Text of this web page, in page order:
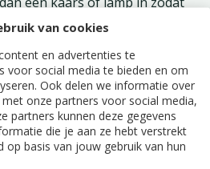
van cookies
en advertenties te
voor social media te bieden en om
Ook delen we informatie over
onze partners voor social media,
partners kunnen deze gegevens
die je aan ze hebt verstrekt
op basis van jouw gebruik van hun
hebt. Er zitten ca.
in een zakje.
mei - juni
- oktober